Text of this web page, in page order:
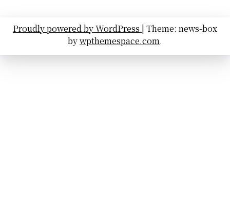
Proudly powered by WordPress | Theme: news-box
bywpthemespace.com.